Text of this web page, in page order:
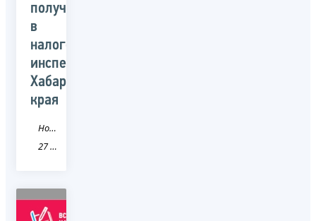
получить
в
налоговых
инспекциях
Хабаровского
края
Новость
27 Хабаровский край